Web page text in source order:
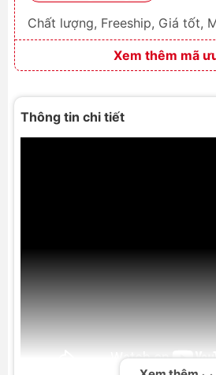
Chất lượng, Freeship, Giá tốt,
Xem thêm mã
Thông tin chi tiết